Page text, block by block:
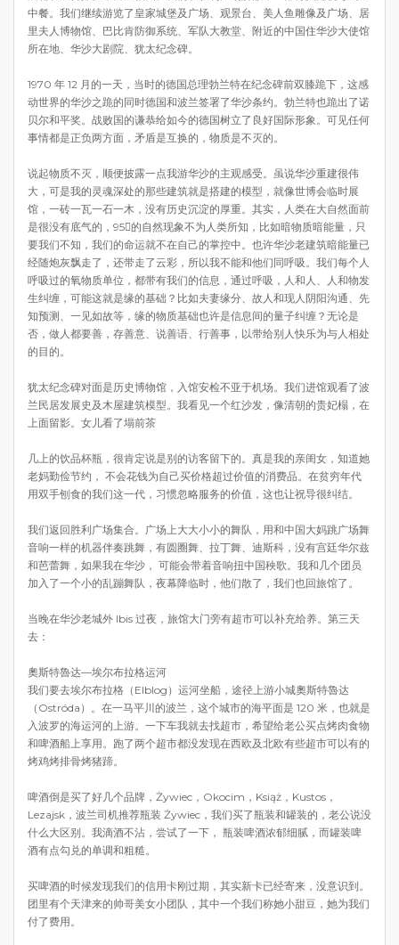
中餐。我们继续游览了皇家城堡及广场、观景台、美人鱼雕像及广场、居
里夫人博物馆、巴比肯防御系统、军队大教堂、附近的中国住华沙大使馆
所在地、华沙大剧院、犹太纪念碑。
1970 年 12 月的一天，当时的德国总理勃兰特在纪念碑前双膝跪下，这感
动世界的华沙之跪的同时德国和波兰签署了华沙条约。勃兰特也跪出了诺
贝尔和平奖。战败国的谦恭给如今的德国树立了良好国际形象。可见任何
事情都是正负两方面，矛盾是互换的，物质是不灭的。
说起物质不灭，顺便披露一点我游华沙的主观感受。虽说华沙重建很伟
大，可是我的灵魂深处的那些建筑就是搭建的模型，就像世博会临时展
馆，一砖一瓦一石一木，没有历史沉淀的厚重。其实，人类在大自然面前
是很没有底气的，95的自然现象不为人类所知，比如暗物质暗能量，只
要我们不知，我们的命运就不在自己的掌控中。也许华沙老建筑暗能量已
经随炮灰飘走了，还带走了云彩，所以我不能和他们同呼吸。我们每个人
呼吸过的氧物质单位，都带有我们的信息，通过呼吸，人和人、人和物发
生纠缠，可能这就是缘的基础？比如夫妻缘分、故人和现人阴阳沟通、先
知预测、一见如故等，缘的物质基础也许是信息间的量子纠缠？无论是
否，做人都要善，存善意、说善语、行善事，以带给别人快乐为与人相处
的目的。
犹太纪念碑对面是历史博物馆，入馆安检不亚于机场。我们进馆观看了波
兰民居发展史及木屋建筑模型。我看见一个红沙发，像清朝的贵妃榻，在
上面留影。女儿看了塌前茶
几上的饮品杯瓶，很肯定说是别的访客留下的。真是我的亲闺女，知道她
老妈勤俭节约， 不会花钱为自己买价格超过价值的消费品。在贫穷年代
用双手刨食的我们这一代，习惯忽略服务的价值，这也让祝导很纠结。
我们返回胜利广场集合。广场上大大小小的舞队，用和中国大妈跳广场舞
音响一样的机器伴奏跳舞，有圆圈舞、拉丁舞、迪斯科，没有宫廷华尔兹
和芭蕾舞，如果我在华沙， 可能会带着音响扭中国秧歌。我和几个团员
加入了一个小的乱蹦舞队，夜幕降临时，他们散了，我们也回旅馆了。
当晚在华沙老城外 Ibis 过夜，旅馆大门旁有超市可以补充给养。第三天
去：
奧斯特魯达—埃尔布拉格运河
我们要去埃尔布拉格（Elblog）运河坐船，途径上游小城奧斯特魯达
（Ostróda）。在一马平川的波兰，这个城市的海平面是 120 米，也就是
入波罗的海运河的上游。一下车我就去找超市，希望给老公买点烤肉食物
和啤酒船上享用。跑了两个超市都没发现在西欧及北欧有些超市可以有的
烤鸡烤排骨烤猪蹄。
啤酒倒是买了好几个品牌，Żywiec，Okocim，Książ，Kustos，
Lezajsk，波兰司机推荐瓶装 Żywiec，我们买了瓶装和罐装的，老公说没
什么大区别。我滴酒不沾，尝试了一下， 瓶装啤酒浓郁细腻，而罐装啤
酒有点勾兑的单调和粗糙。
买啤酒的时候发现我们的信用卡刚过期，其实新卡已经寄来，没意识到。
团里有个天津来的帅哥美女小团队，其中一个我们称她小甜豆，她为我们
付了费用。